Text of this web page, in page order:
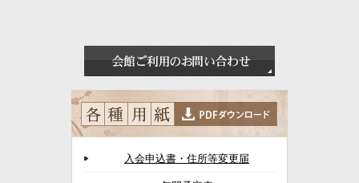
入会申込書・住所等変更届